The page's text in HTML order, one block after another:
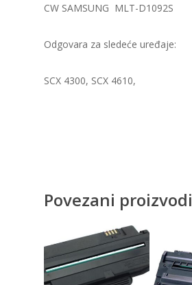
CW SAMSUNG MLT-D1092S
Odgovara za sledeće uređaje:
SCX 4300, SCX 4610,
Povezani proizvodi